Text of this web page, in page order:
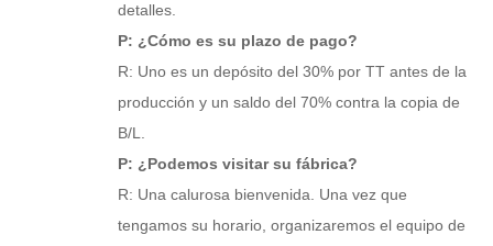
detalles.
P: ¿Cómo es su plazo de pago?
R: Uno es un depósito del 30% por TT antes de la
producción y un saldo del 70% contra la copia de
B/L.
P: ¿Podemos visitar su fábrica?
R: Una calurosa bienvenida. Una vez que
tengamos su horario, organizaremos el equipo de